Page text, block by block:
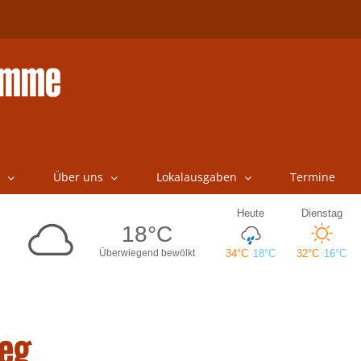
Über uns Lokalausgaben Termine